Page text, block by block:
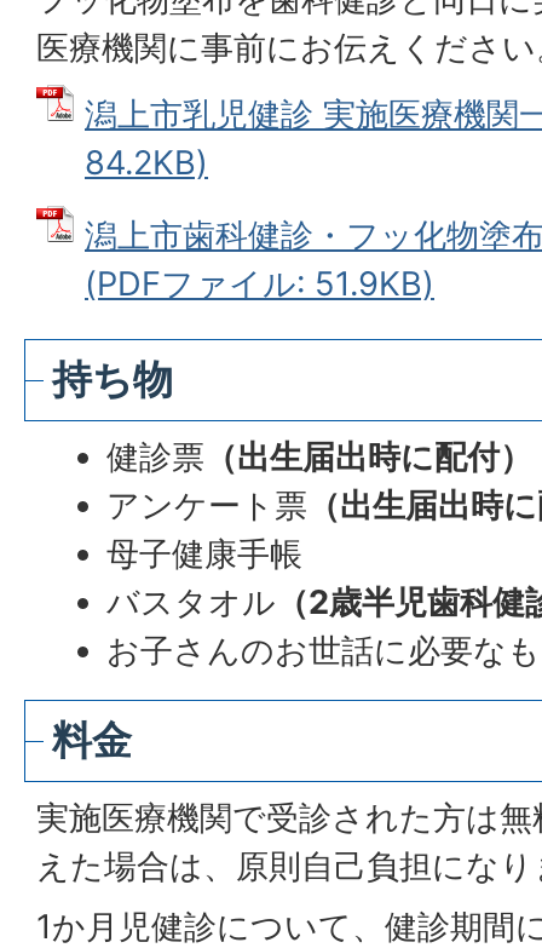
医療機関に事前にお伝えくださ
潟上市乳児健診 実施医療機関
84.2KB)
潟上市歯科健診・フッ化物塗
(PDFファイル: 51.9KB)
持ち物
健診票 （出生届出時に配付）
アンケート票 （出生届出時
母子健康手帳
バスタオル （2歳半児歯科
お子さんのお世話に必要な
料金
実施医療機関で受診された方は
えた場合は、原則自己負担にな
1か月児健診について、健診期間